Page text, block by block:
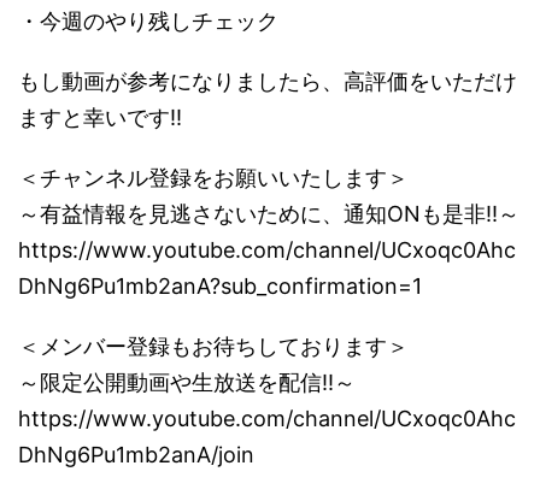
・今週のやり残しチェック
もし動画が参考になりましたら、高評価をいただけ
ますと幸いです!!
＜チャンネル登録をお願いいたします＞
～有益情報を見逃さないために、通知ONも是非!!～
https://www.youtube.com/channel/UCxoqc0Ahc
DhNg6Pu1mb2anA?sub_confirmation=1
＜メンバー登録もお待ちしております＞
～限定公開動画や生放送を配信!!～
https://www.youtube.com/channel/UCxoqc0Ahc
DhNg6Pu1mb2anA/join